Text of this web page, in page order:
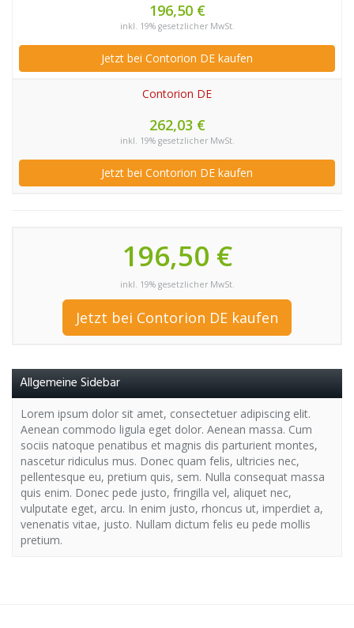
196,50 €
inkl. 19% gesetzlicher MwSt.
Jetzt bei Contorion DE kaufen
Contorion DE
262,03 €
inkl. 19% gesetzlicher MwSt.
Jetzt bei Contorion DE kaufen
196,50 €
inkl. 19% gesetzlicher MwSt.
Jetzt bei Contorion DE kaufen
Allgemeine Sidebar
Lorem ipsum dolor sit amet, consectetuer adipiscing elit.
Aenean commodo ligula eget dolor. Aenean massa. Cum
sociis natoque penatibus et magnis dis parturient montes,
nascetur ridiculus mus. Donec quam felis, ultricies nec,
pellentesque eu, pretium quis, sem. Nulla consequat massa
quis enim. Donec pede justo, fringilla vel, aliquet nec,
vulputate eget, arcu. In enim justo, rhoncus ut, imperdiet a,
venenatis vitae, justo. Nullam dictum felis eu pede mollis
pretium.